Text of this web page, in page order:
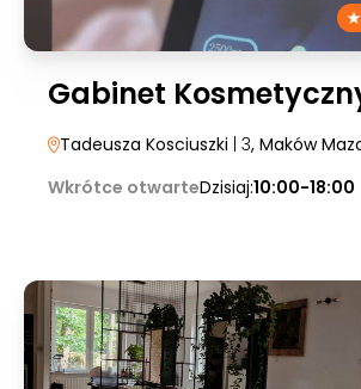
Gabinet Kosmetyczny
Tadeusza Kosciuszki | 3, Maków
Wkrótce otwarteDzisiaj:10:00-18:00